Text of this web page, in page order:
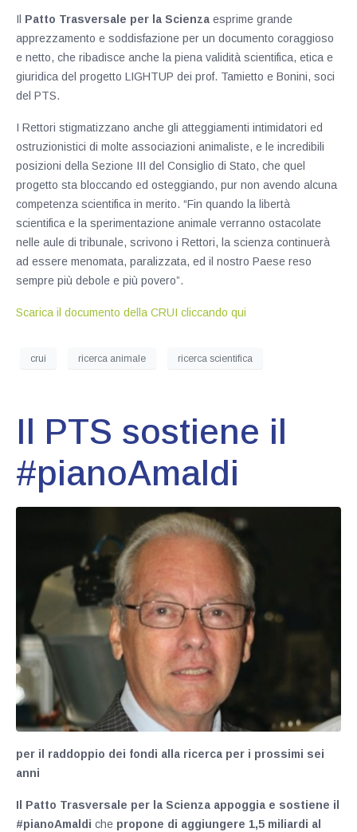
Il Patto Trasversale per la Scienza esprime grande
apprezzamento e soddisfazione per un documento coraggioso
e netto, che ribadisce anche la piena validità scientifica, etica e
giuridica del progetto LIGHTUP dei prof. Tamietto e Bonini, soci
del PTS.
I Rettori stigmatizzano anche gli atteggiamenti intimidatori ed
ostruzionistici di molte associazioni animaliste, e le incredibili
posizioni della Sezione III del Consiglio di Stato, che quel
progetto sta bloccando ed osteggiando, pur non avendo alcuna
competenza scientifica in merito. “Fin quando la libertà
scientifica e la sperimentazione animale verranno ostacolate
nelle aule di tribunale, scrivono i Rettori, la scienza continuerà
ad essere menomata, paralizzata, ed il nostro Paese reso
sempre più debole e più povero”.
Scarica il documento della CRUI cliccando qui
crui ricerca animale ricerca scientifica
Il PTS sostiene il
#pianoAmaldi
per il raddoppio dei fondi alla ricerca per i prossimi sei
anni
Il Patto Trasversale per la Scienza appoggia e sostiene il
#pianoAmaldi che propone di aggiungere 1,5 miliardi al